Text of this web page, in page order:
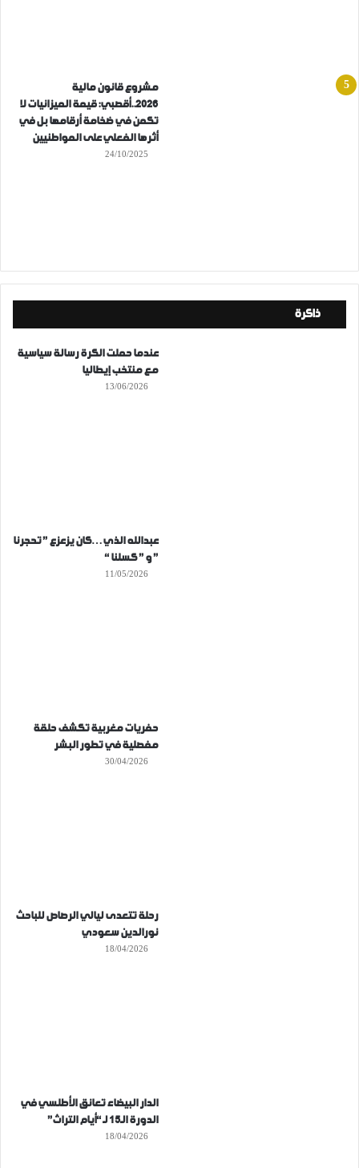
مشروع قانون مالية
2026..أقصبي: قيمة الميزانيات لا
تكمن في ضخامة أرقامها بل في
أثرها الفعلي على المواطنيين
24/10/2025
ذاكرة
عندما حملت الكرة رسالة سياسية
مع منتخب إيطاليا
13/06/2026
عبدالله الذي…كان يزعزع ” تحجرنا
” و ” كسلنا “
11/05/2026
حفريات مغربية تكشف حلقة
مفصلية في تطور البشر
30/04/2026
رحلة تتعدى ليالي الرصاص للباحث
نورالدين سعودي
18/04/2026
الدار البيضاء تعانق الأطلسي في
الدورة الـ15 لـ “أيام التراث”
18/04/2026